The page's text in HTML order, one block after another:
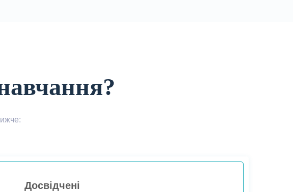
Досвідчені